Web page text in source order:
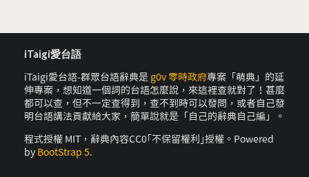
iTaigi愛台語
iTaigi愛台語-群眾台語辭典是 g0v 零時政府專案「萌典」的延
伸專案，想知道一個詞的台語怎麼說，來這裡查就對了！甚麼
都可以查，但不一定查得到，查不到時可以發問，或者自己發
明台語講法貢獻給大家，簡單說就是「自己的辭典自己編」。
程式授權 MIT，辭典內容CC0｢不保留權利｣授權。Powered
by BootStrap 5.